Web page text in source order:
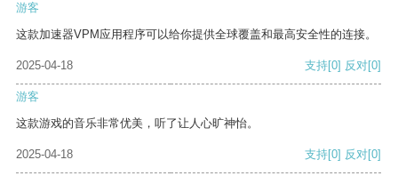
游客
这款加速器VPM应用程序可以给你提供全球覆盖和最高安全性的连接。
2025-04-18 支持[0] 反对[0]
游客
这款游戏的音乐非常优美，听了让人心旷神怡。
2025-04-18 支持[0] 反对[0]